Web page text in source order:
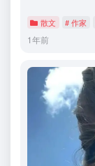
散文 # 作家
1年前